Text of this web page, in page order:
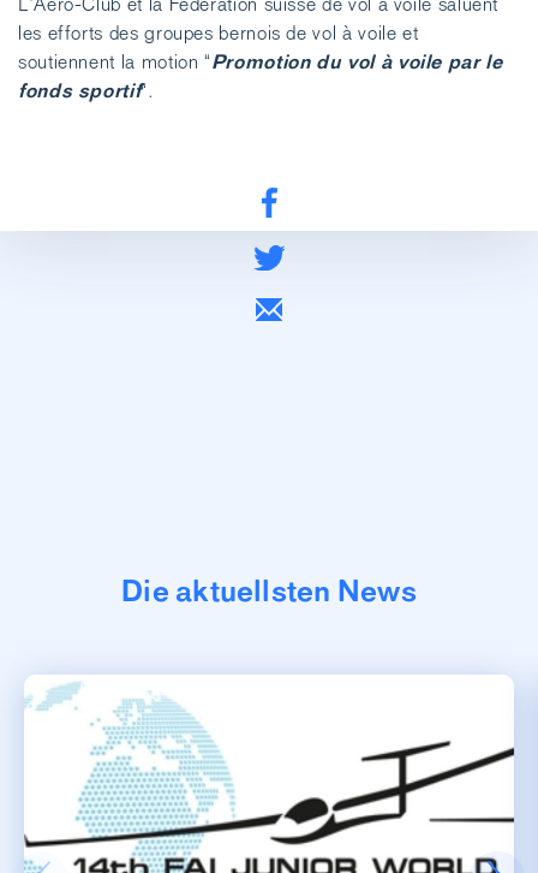
les efforts des groupes bernois de vol à voile et
soutiennent la motion “Promotion du vol à voile par le
fonds sportif“.
Die aktuellsten News